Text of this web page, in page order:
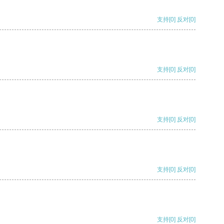
支持[0] 反对[0]
支持[0] 反对[0]
支持[0] 反对[0]
支持[0] 反对[0]
支持[0] 反对[0]